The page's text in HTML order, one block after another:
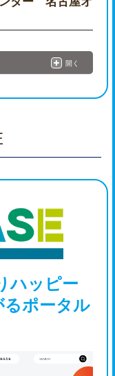
開く
ハッピー
ポータル